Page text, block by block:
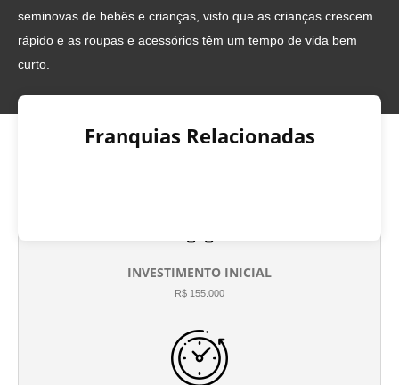
seminovas de bebês e crianças, visto que as crianças crescem
rápido e as roupas e acessórios têm um tempo de vida bem
curto.
Franquias Relacionadas
INVESTIMENTO INICIAL
R$ 155.000